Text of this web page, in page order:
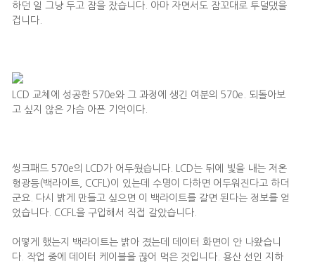
하던 일 그냥 두고 잠을 잤습니다. 아마 자면서도 잠꼬대로 투덜댔을
겁니다.
LCD 교체에 성공한 570e와 그 과정에 생긴 여분의 570e. 되돌아보
고 싶지 않은 가슴 아픈 기억이다.
씽크패드 570e의 LCD가 어두웠습니다. LCD는 뒤에 빛을 내는 저온
형광등(백라이트, CCFL)이 있는데 수명이 다하면 어두워진다고 하더
군요. 다시 밝게 만들고 싶으면 이 백라이트를 갈면 된다는 정보를 얻
었습니다. CCFL을 구입해서 직접 갈았습니다.
어떻게 했는지 백라이트는 밝아 졌는데 데이터 화면이 안 나왔습니
다. 작업 중에 데이터 케이블을 끊어 먹은 것입니다. 용산 선인 지하